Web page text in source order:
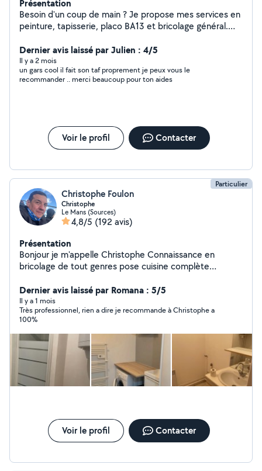
Présentation
Besoin d'un coup de main ? Je propose mes services en
peinture, tapisserie, placo BA13 et bricolage général.
Dernier avis laissé par Julien : 4/5
Il y a 2 mois
un gars cool il fait son taf proprement je peux vous le
recommander .. merci beaucoup pour ton aides
Voir le profil Contacter
Particulier
Christophe Foulon
Christophe
Le Mans (Sources)
4,8/5 (192 avis)
Présentation
Bonjour je m'appelle Christophe Connaissance en
bricolage de tout genres pose cuisine complète
,carrelage,pose étagères tringles rideaux,peinture,pose
lino,parquet) connaissance en électricité et plomberie
connaissance également mécanique avec valise
Dernier avis laissé par Romana : 5/5
Il y a 1 mois
Très professionnel, rien a dire je recommande à Christophe a
100%
Voir le profil Contacter